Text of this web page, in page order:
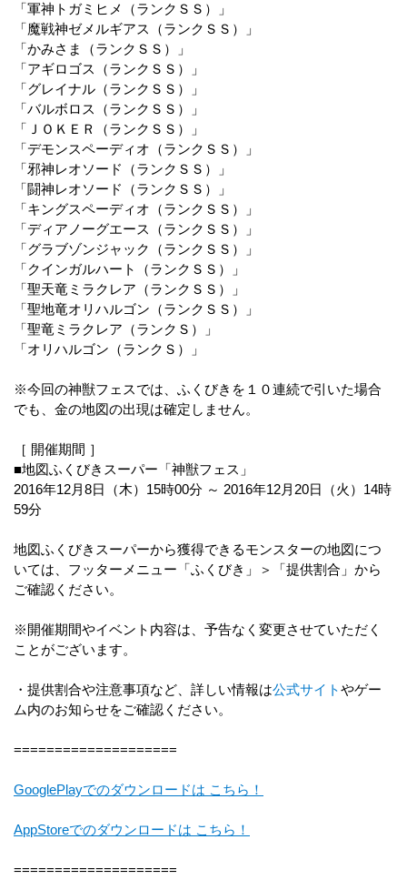
「軍神トガミヒメ（ランクＳＳ）」
「魔戦神ゼメルギアス（ランクＳＳ）」
「かみさま（ランクＳＳ）」
「アギロゴス（ランクＳＳ）」
「グレイナル（ランクＳＳ）」
「バルボロス（ランクＳＳ）」
「ＪＯＫＥＲ（ランクＳＳ）」
「デモンスペーディオ（ランクＳＳ）」
「邪神レオソード（ランクＳＳ）」
「闘神レオソード（ランクＳＳ）」
「キングスペーディオ（ランクＳＳ）」
「ディアノーグエース（ランクＳＳ）」
「グラブゾンジャック（ランクＳＳ）」
「クインガルハート（ランクＳＳ）」
「聖天竜ミラクレア（ランクＳＳ）」
「聖地竜オリハルゴン（ランクＳＳ）」
「聖竜ミラクレア（ランクＳ）」
「オリハルゴン（ランクＳ）」
※今回の神獣フェスでは、ふくびきを１０連続で引いた場合
でも、金の地図の出現は確定しません。
［ 開催期間 ］
■地図ふくびきスーパー「神獣フェス」
2016年12月8日（木）15時00分 ～ 2016年12月20日（火）14時
59分
地図ふくびきスーパーから獲得できるモンスターの地図につ
いては、フッターメニュー「ふくびき」＞「提供割合」から
ご確認ください。
※開催期間やイベント内容は、予告なく変更させていただく
ことがございます。
・提供割合や注意事項など、詳しい情報は公式サイトやゲー
ム内のお知らせをご確認ください。
====================
GooglePlayでのダウンロードは こちら！
AppStoreでのダウンロードは こちら！
====================